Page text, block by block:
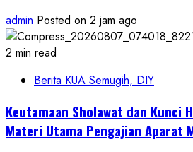
admin Posted on 2 jam ago
2 min read
Berita KUA Semugih, DIY
Keutamaan Sholawat dan Kunci
Materi Utama Pengajian Aparat